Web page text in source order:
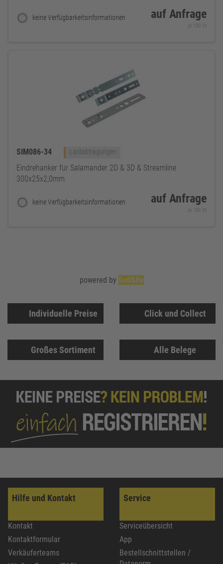
keine Verfügbarkeitsinformationen auf Anfrage
je 100 St
SIM086-34 Lastabtragungen
Eindrehanker für Salamander 2D & 3D & Streamline
300x25x2,0mm
keine Verfügbarkeitsinformationen auf Anfrage
je 100 St
Individuelle Preise Click und Collect
Großes Sortiment Alle Belege
Hilfe und Kontakt
Kontakt
Kontaktformular
Verkäuferteams
Service
Serviceübersicht
App
Bestellschnittstellen /
powered by SellSite